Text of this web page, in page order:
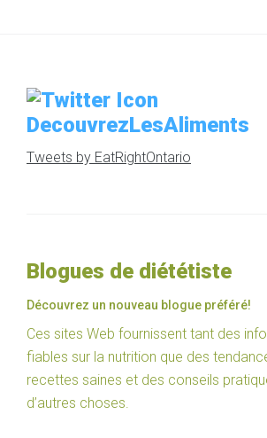
DecouvrezLesAliments
Tweets by EatRightOntario
Blogues de diététiste
Découvrez un nouveau blogue préféré!
Ces sites Web fournissent tant des
fiables sur la nutrition que des
recettes saines et des conseils
d’autres choses.